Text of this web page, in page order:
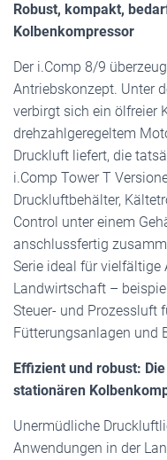
Robust, kompakt,
Kolbenkompressor
Der i.Comp 8/9
Antriebskonzept. Unter
verbirgt sich ein ölfreier
drehzahlgeregeltem
Druckluft liefert, die
i.Comp Tower T
Druckluftbehälter,
Control unter einem
anschlussfertig
Serie ideal für vielfältige
Landwirtschaft –
Steuer- und Prozessluft
Fütterungsanlagen und
Effizient und robust:
stationären
Unermüdliche
Anwendungen in der